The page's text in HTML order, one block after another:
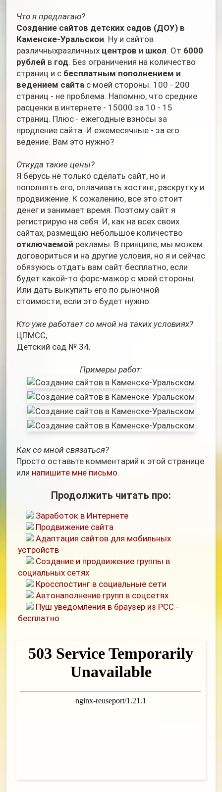
Что я предлагаю?
Создание сайтов детских садов (ДОУ) в
Каменске-Уральскои. Ну и сайтов
различныхразличных центров и школ. От 6000
рублей в год. Без ограничения на количество
страниц и с бесплатным пополнением и
ведением сайта с моей стороны. 100 - 200
страниц - не проблема. Напомню, что средние
расценки в интернете - 15000 за 10 - 15
страниц. Плюс - ежегодные взносы за
продление сайта. И ежемесячные - за его
ведение. Вам это нужно?
Откуда такие цены?
Я берусь не только сделать сайт, но и
пополнять его, оплачивать хостинг, раскрутку и
продвижение. К сожалению, все это стоит
денег и занимает время. Поэтому сайт я
регистрирую на себя. И, как на всех своих
сайтах, размещаю небольшое количество
отключаемой рекламы. В принципе, мы можем
договориться и на другие условия, но я и сейчас
обязуюсь отдать вам сайт бесплатно, если
будет какой-то форс-мажор с моей стороны.
Или дать выкупить его по рыночной
стоимости, если это будет нужно.
Кто уже работает со мной на таких условиях?
ЦПМСС;
Детский сад № 34.
Примеры работ:
Как со мной связаться?
Просто оставьте комментарий к этой странице
или напишите мне письмо.
Продолжить читать про:
Заработок в Интернете
Продвижение сайта
Адаптация сайтов для мобильных
устройств
Создание и продвижение группы в
социальных сетях
Кросспостинг в социальные сети
Автонаполнение групп в соцсетях
Пуш уведомления в браузер из РСС -
бесплатно